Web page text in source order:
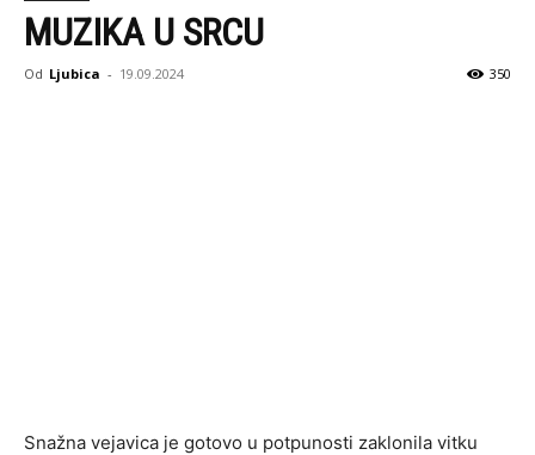
MUZIKA U SRCU
Od Ljubica - 19.09.2024 350
Snažna vejavica je gotovo u potpunosti zaklonila vitku